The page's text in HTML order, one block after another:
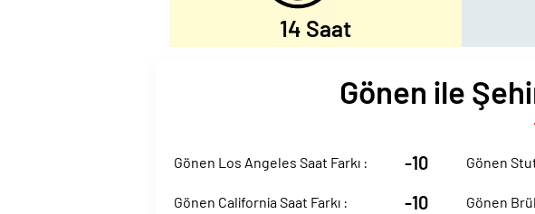
14 Saat
Gönen ile
Gönen Los Angeles Saat Farkı : -10
Gönen California Saat Farkı : -10
Gönen
Gönen